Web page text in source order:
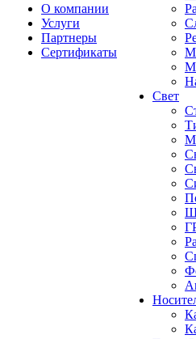
О компании
Услуги
Партнеры
Сертификаты
Свет